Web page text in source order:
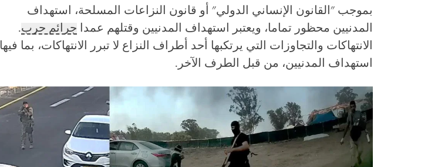
بموجب "القانون الإنساني الدولي" أو قانون النزاعات المسلحة، استهداف
المدنيين محظور تماما، ويعتبر استهداف المدنيين وقتلهم عمدا جرائم حرب.
الانتهاكات والتجاوزات التي يرتكبها أحد أطراف النزاع لا تبرر الانتهاكات، بما فيها
استهداف المدنيين، من قبل الطرف الآخر.